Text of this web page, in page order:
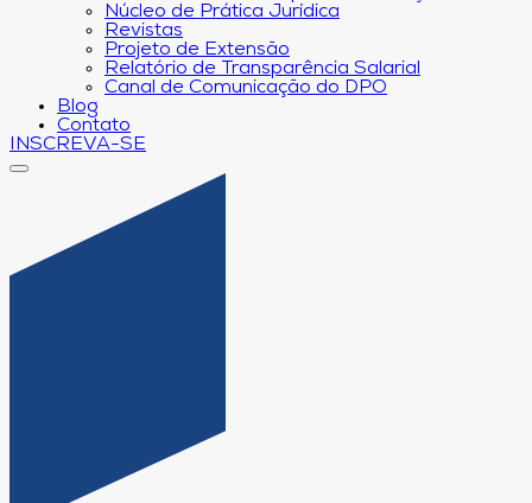
Núcleo de Prática Jurídica
Revistas
Projeto de Extensão
Relatório de Transparência Salarial
Canal de Comunicação do DPO
Blog
Contato
INSCREVA-SE